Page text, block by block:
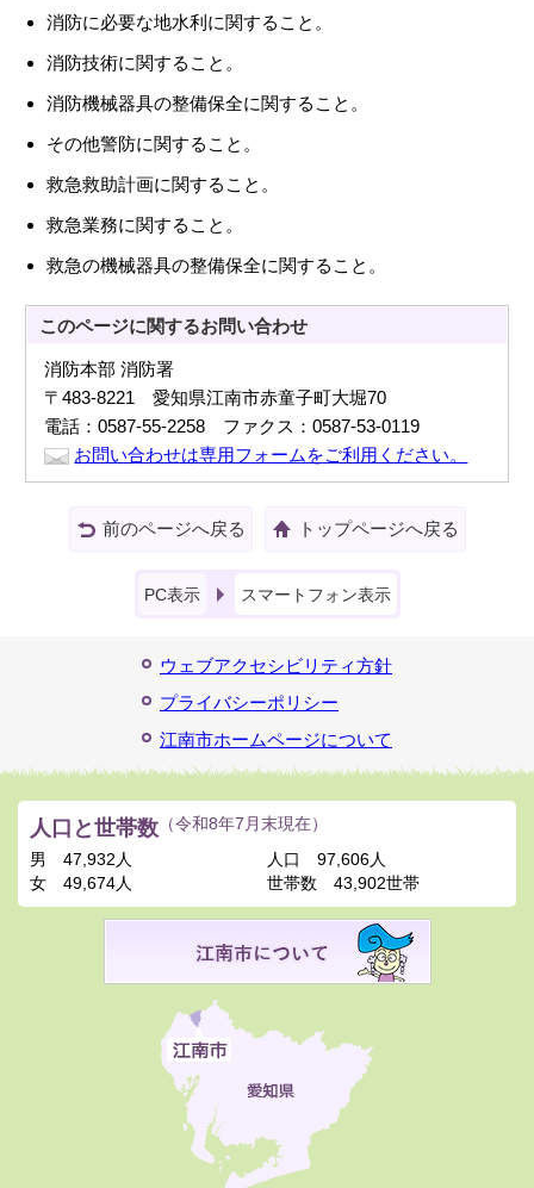
消防に必要な地水利に関すること。
消防技術に関すること。
消防機械器具の整備保全に関すること。
その他警防に関すること。
救急救助計画に関すること。
救急業務に関すること。
救急の機械器具の整備保全に関すること。
このページに関するお問い合わせ
消防本部 消防署
〒483-8221 愛知県江南市赤童子町大堀70
電話：0587-55-2258 ファクス：0587-53-0119
お問い合わせは専用フォームをご利用ください。
前のページへ戻る トップページへ戻る
PC表示 スマートフォン表示
ウェブアクセシビリティ方針
プライバシーポリシー
江南市ホームページについて
人口と世帯数 （令和8年7月末現在）
男
47,932人
女
49,674人
人口
97,606人
世帯数
43,902世帯